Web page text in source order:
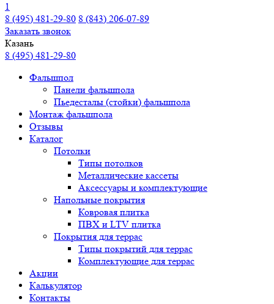
1
8 (495) 481-29-80 8 (843) 206-07-89
Заказать звонок
Казань
8 (495) 481-29-80
Фальшпол
Панели фальшпола
Пьедесталы (стойки) фальшпола
Монтаж фальшпола
Отзывы
Каталог
Потолки
Типы потолков
Металлические кассеты
Аксессуары и комплектующие
Напольные покрытия
Ковровая плитка
ПВХ и LTV плитка
Покрытия для террас
Типы покрытий для террас
Комплектующие для террас
Акции
Калькулятор
Контакты